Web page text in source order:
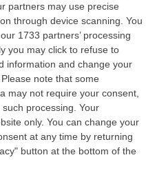
partners may use precise
through device scanning. You
1733 partners’ processing
you may click to refuse to
information and change your
Please note that some
may not require your consent,
processing. Your
only. You can change your
at any time by returning
button at the bottom of the
– Direzione
Catanzaro, nei
41enne già
“Athena”,in
premeditato in
e porto illegale di
con l’aggravante
dalle complesse